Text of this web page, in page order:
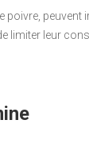
poivre,
limiter leur